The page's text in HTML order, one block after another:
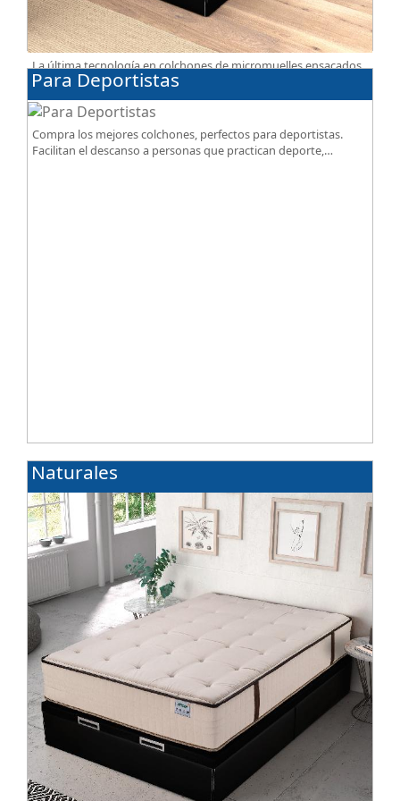
La última tecnología en colchones de micromuelles ensacados
la tienes en nuestra tienda, necesitas saber ¿qué son los
micromuelles?
Para Deportistas
Compra los mejores colchones, perfectos para deportistas.
Facilitan el descanso a personas que practican deporte,
Naturales